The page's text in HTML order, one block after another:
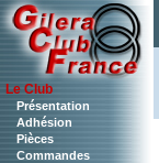
Le Club
Présentation
Adhésion
Pièces
Commandes